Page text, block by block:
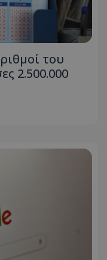
του
2.500.000